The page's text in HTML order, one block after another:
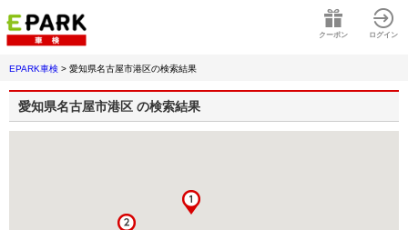
クーポン ログイン
EPARK車検 > 愛知県名古屋市港区の検索結果
愛知県名古屋市港区 の検索結果